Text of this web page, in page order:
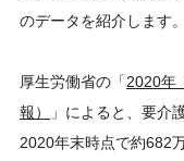
のデータを紹介します。
厚生労働省の「2020年
報）
」によると、要介
2020年末時点で約682